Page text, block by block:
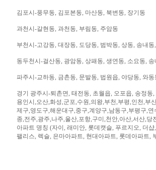
김포시-풍무동, 김포본동, 마산동, 북변동, 장기동
과천시-갈현동, 과천동, 부림동, 주암동
부천시-고강동, 대장동, 도당동, 범박동, 상동, 송내
동두천시-걸산동, 광암동, 상패동, 생연동, 소요동,
파주시-교하동, 금촌동, 문발동, 법원읍, 야당동, 와동
경기 광주시-퇴촌면, 태전동, 초월읍, 오포읍, 송정동,
용인시,오산,화성,군포,수원,의왕,부천,부평,인천,부
제구,영도구,해운대구,중구,계양구,남동구,부평구,
종,전주,광주,나주,울산,포항,구미,천안,아산,서산,당
아파트 명칭 (자이, 래미안, 롯데캣슬, 푸르지오, 더
팰리스, 렉슬, 은마아파트, 현대아파트, 롯데아파트,